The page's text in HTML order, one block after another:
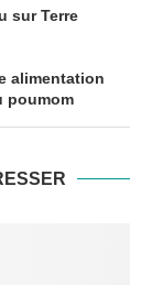
sur Terre
alimentation
poumom